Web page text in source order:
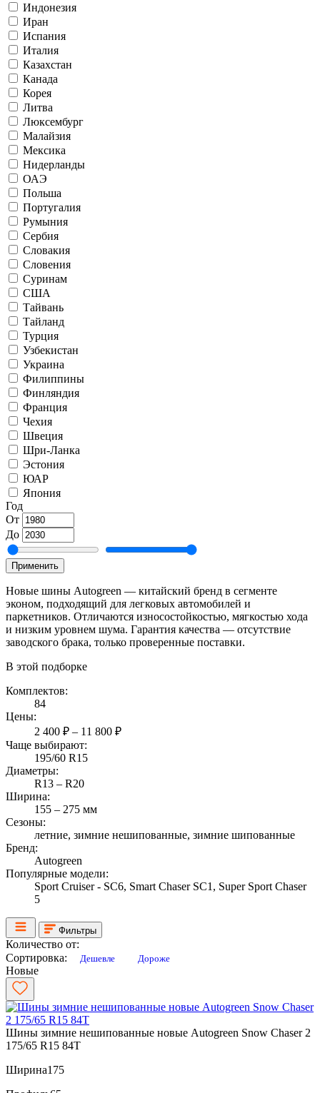
Индонезия
Иран
Испания
Италия
Казахстан
Канада
Корея
Литва
Люксембург
Малайзия
Мексика
Нидерланды
ОАЭ
Польша
Португалия
Румыния
Сербия
Словакия
Словения
Суринам
США
Тайвань
Тайланд
Турция
Узбекистан
Украина
Филиппины
Финляндия
Франция
Чехия
Швеция
Шри-Ланка
Эстония
ЮАР
Япония
Год
От
До
Применить
Новые шины Autogreen — китайский бренд в сегменте
эконом, подходящий для легковых автомобилей и
паркетников. Отличаются износостойкостью, мягкостью хода
и низким уровнем шума. Гарантия качества — отсутствие
заводского брака, только проверенные поставки.
В этой подборке
Комплектов:
84
Цены:
2 400 ₽ – 11 800 ₽
Чаще выбирают:
195/60 R15
Диаметры:
R13 – R20
Ширина:
155 – 275 мм
Сезоны:
летние, зимние нешипованные, зимние шипованные
Бренд:
Autogreen
Популярные модели:
Sport Cruiser - SC6, Smart Chaser SC1, Super Sport Chaser
5
Фильтры
Количество от:
Сортировка:
Дешевле Дороже
Новые
Шины зимние нешипованные новые Autogreen Snow Chaser 2
175/65 R15 84T
Ширина175